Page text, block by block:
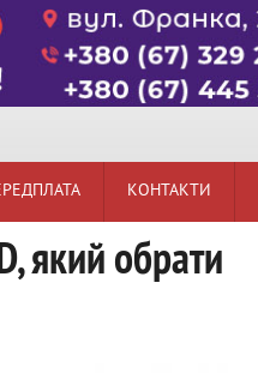
КОНТАКТИ
який обрати